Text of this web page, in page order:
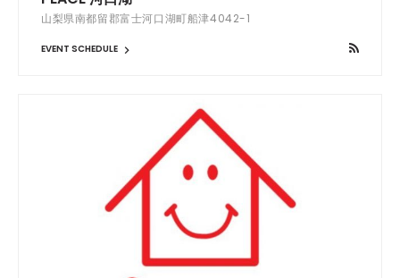
山梨県南都留郡富士河口湖町船津4042-1
EVENT SCHEDULE